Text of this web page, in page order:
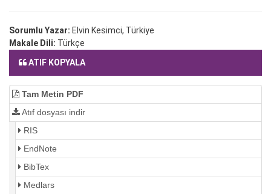
Sorumlu Yazar: Elvin Kesimci, Türkiye
Makale Dili: Türkçe
ATIF KOPYALA
Tam Metin PDF
Atıf dosyası indir
RIS
EndNote
BibTex
Medlars